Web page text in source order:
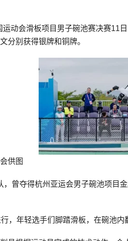
动会滑板项目男子碗池赛决赛
分别获得银牌和铜牌。
供图
曾夺得杭州亚运会男子碗池项目
，年轻选手们脚踏滑板，在碗池